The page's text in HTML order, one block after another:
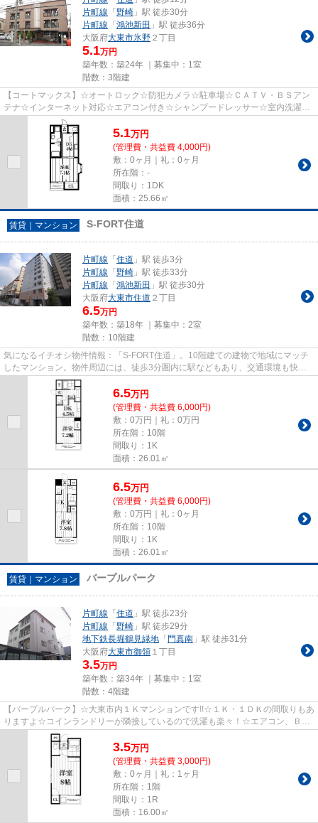
片町線 「 野崎 」駅 徒歩30分
片町線 「 鴻池新田 」駅 徒歩36分
大阪府大東市氷野 ２丁目
5.1万円
築年数：築24年 ｜募集中： 1室
階数：3階建
【コートマックス】☆オートロック☆防犯カメラ☆駐車場☆ＣＡＴＶ・ＢＳアン
テナ☆インターネット対応☆エアコン付き☆シャンプードレッサー☆室内洗濯機
置場有り☆南向きバルコニーで日当り良...
5.1万円
(管理費・共益費 4,000円)
敷：0ヶ月｜礼：0ヶ月
所在階：-
間取り：1DK
面積：25.66㎡
賃貸｜マンション S-FORT住道
片町線 「 住道 」駅 徒歩3分
片町線 「 野崎 」駅 徒歩33分
片町線 「 鴻池新田 」駅 徒歩30分
大阪府大東市住道 ２丁目
6.5万円
築年数：築18年 ｜募集中： 2室
階数：10階建
気になるイチオシ物件情報：「S-FORT住道」。10階建ての建物で地域にマッチ
したマンション。物件周辺には、徒歩3分圏内に駅などもあり、交通環境も快適
です。設備良し・外観良しのイチ...
6.5万円
(管理費・共益費 6,000円)
敷：0万円｜礼：0万円
所在階：10階
間取り：1K
面積：26.01㎡
6.5万円
(管理費・共益費 6,000円)
敷：0万円｜礼：0ヶ月
所在階：10階
間取り：1K
面積：26.01㎡
賃貸｜マンション バープルパーク
片町線 「 住道 」駅 徒歩23分
片町線 「 野崎 」駅 徒歩29分
地下鉄長堀鶴見緑地 「 門真南 」駅 徒歩31分
大阪府大東市御領 １丁目
3.5万円
築年数：築34年 ｜募集中： 1室
階数：4階建
【バープルパーク】☆大東市内１Ｋマンションです!!☆１Ｋ・１ＤＫの間取りもあ
りますよ☆コインランドリーが隣接しているので洗濯も楽々！☆エアコン、ＢＳ
アンテナ完備です！！☆お気軽に...
3.5万円
(管理費・共益費 3,000円)
敷：0ヶ月｜礼：1ヶ月
所在階：1階
間取り：1R
面積：16.00㎡